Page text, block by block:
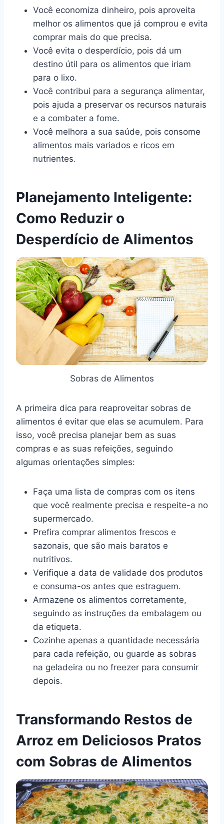
Você economiza dinheiro, pois aproveita
melhor os alimentos que já comprou e evita
comprar mais do que precisa.
Você evita o desperdício, pois dá um
destino útil para os alimentos que iriam
para o lixo.
Você contribui para a segurança alimentar,
pois ajuda a preservar os recursos naturais
e a combater a fome.
Você melhora a sua saúde, pois consome
alimentos mais variados e ricos em
nutrientes.
Planejamento Inteligente:
Como Reduzir o
Desperdício de Alimentos
Sobras de Alimentos
A primeira dica para reaproveitar sobras de
alimentos é evitar que elas se acumulem. Para
isso, você precisa planejar bem as suas
compras e as suas refeições, seguindo
algumas orientações simples:
Faça uma lista de compras com os itens
que você realmente precisa e respeite-a no
supermercado.
Prefira comprar alimentos frescos e
sazonais, que são mais baratos e
nutritivos.
Verifique a data de validade dos produtos
e consuma-os antes que estraguem.
Armazene os alimentos corretamente,
seguindo as instruções da embalagem ou
da etiqueta.
Cozinhe apenas a quantidade necessária
para cada refeição, ou guarde as sobras
na geladeira ou no freezer para consumir
depois.
Transformando Restos de
Arroz em Deliciosos Pratos
com Sobras de Alimentos